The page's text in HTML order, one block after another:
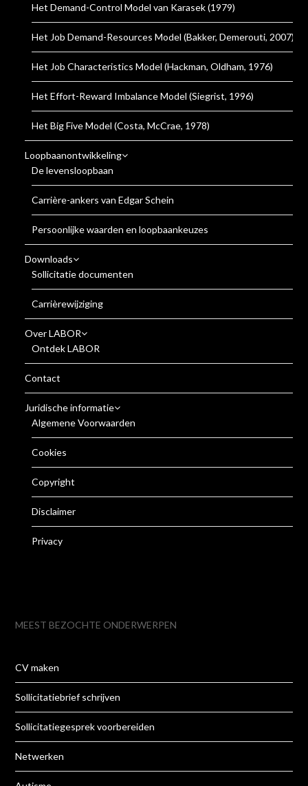
Het Demand-Control Model van Karasek (1979)
Het Job Demand-Resources Model (Bakker, Demerouti, 2007)
Het Job Characteristics Model (Hackman, Oldham, 1976)
Het Effort-Reward Imbalance Model (Siegrist, 1996)
Het Big Five Model (Costa, McCrae, 1978)
Loopbaanontwikkeling
De levensloopbaan
Carrière-ankers van Edgar Schein
Persoonlijke waarden en loopbaankeuzes
Downloads
Sollicitatie documenten
Carrièrewijziging
Over LABOR
Ontdek LABOR
Contact
Juridische informatie
Algemene Voorwaarden
Cookies
Copyright
Disclaimer
Privacy
MEEST BEZOCHTE ONDERWERPEN
CV maken
Sollicitatiebrief schrijven
Sollicitatiegesprek voorbereiden
Netwerken